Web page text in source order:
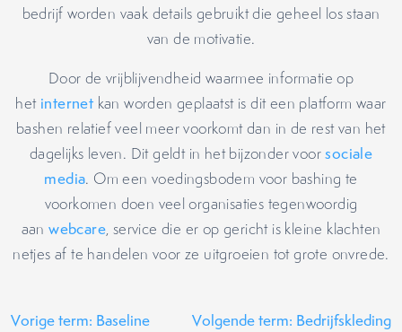
bedrijf worden vaak details gebruikt die geheel los staan
van de motivatie.
Door de vrijblijvendheid waarmee informatie op
het internet kan worden geplaatst is dit een platform waar
bashen relatief veel meer voorkomt dan in de rest van het
dagelijks leven. Dit geldt in het bijzonder voorsociale
media. Om een voedingsbodem voor bashing te
voorkomen doen veel organisaties tegenwoordig
aanwebcare, service die er op gericht is kleine klachten
netjes af te handelen voor ze uitgroeien tot grote onvrede.
Vorige term: Baseline Volgende term: Bedrijfskleding